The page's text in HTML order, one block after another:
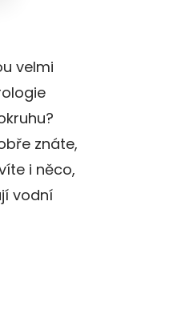
velmi
znáte,
i něco,
vodní